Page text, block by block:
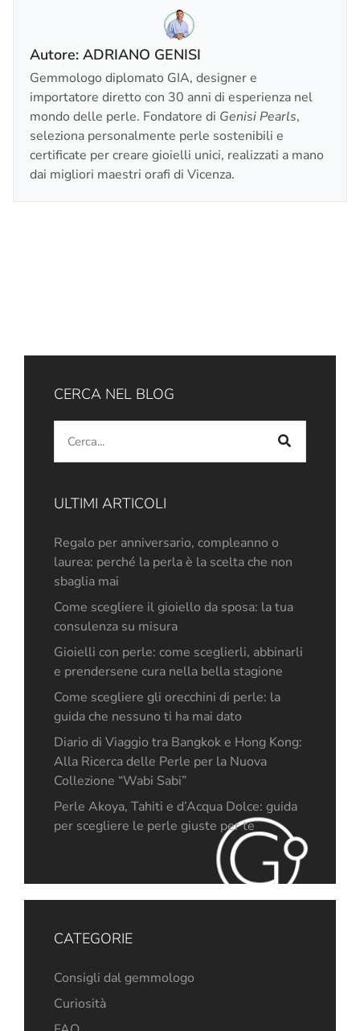
Autore: ADRIANO GENISI
Gemmologo diplomato GIA, designer e
importatore diretto con 30 anni di esperienza nel
mondo delle perle. Fondatore di Genisi Pearls,
seleziona personalmente perle sostenibili e
certificate per creare gioielli unici, realizzati a mano
dai migliori maestri orafi di Vicenza.
CERCA NEL BLOG
ULTIMI ARTICOLI
Regalo per anniversario, compleanno o
laurea: perché la perla è la scelta che non
sbaglia mai
Come scegliere il gioiello da sposa: la tua
consulenza su misura
Gioielli con perle: come sceglierli, abbinarli
e prendersene cura nella bella stagione
Come scegliere gli orecchini di perle: la
guida che nessuno ti ha mai dato
Diario di Viaggio tra Bangkok e Hong Kong:
Alla Ricerca delle Perle per la Nuova
Collezione “Wabi Sabi”
Perle Akoya, Tahiti e d’Acqua Dolce: guida
per scegliere le perle giuste per te
CATEGORIE
Consigli dal gemmologo
Curiosità